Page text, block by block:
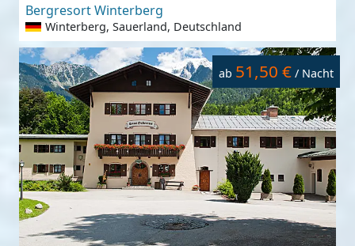
Bergresort Winterberg
Winterberg, Sauerland, Deutschland
ab 51,50 € / Nacht